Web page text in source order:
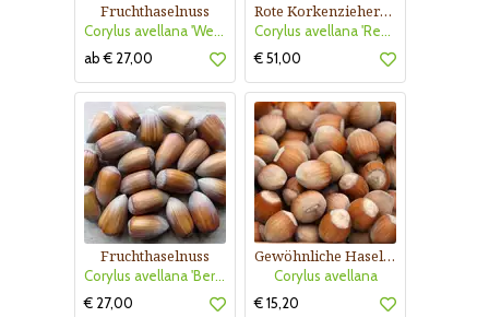
Fruchthaselnuss
Corylus avellana 'Webb's Preisnuss'
ab € 27,00
Rote Korkenzieherhasel
Corylus avellana 'Red Majestic'
€ 51,00
Fruchthaselnuss
Corylus avellana 'Bergeri'
€ 27,00
Gewöhnliche Haselnuss
Corylus avellana
€ 15,20